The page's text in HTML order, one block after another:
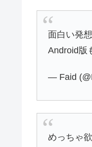
面白い発
Android版
— Faid
めっちゃ